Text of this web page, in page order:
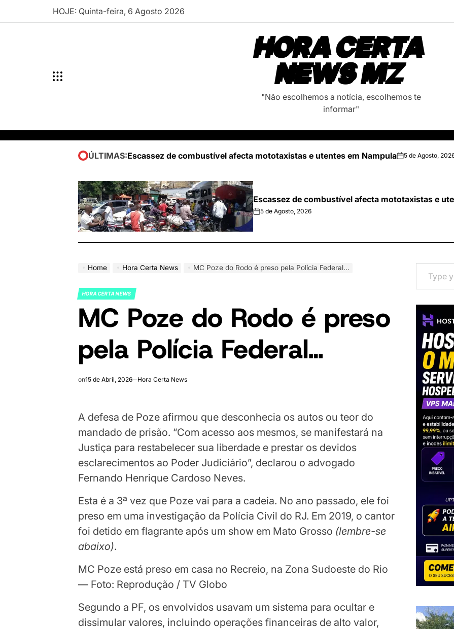
HOJE: Quinta-feira, 6 Agosto 2026
HORA CERTA
NEWS MZ
"Não escolhemos a notícia, escolhemos te
informar"
ÚLTIMAS:Escassez de combustível afecta mototaxistas e utentes em Nampulaon5 de Agosto,
Escassez de combustível afecta mototaxistas e
on5 de Agosto, 2026
Home Hora Certa News MC Poze do Rodo é preso pela Polícia Federal…
POSTED
IN
HORA CERTA NEWS
MC Poze do Rodo é preso
pela Polícia Federal…
on15 de Abril, 2026 Hora Certa News
A defesa de Poze afirmou que desconhecia os autos ou teor do
mandado de prisão. “Com acesso aos mesmos, se manifestará na
Justiça para restabelecer sua liberdade e prestar os devidos
esclarecimentos ao Poder Judiciário”, declarou o advogado
Fernando Henrique Cardoso Neves.
Esta é a 3ª vez que Poze vai para a cadeia. No ano passado, ele foi
preso em uma investigação da Polícia Civil do RJ. Em 2019, o cantor
foi detido em flagrante após um show em Mato Grosso (lembre-se
abaixo).
MC Poze está preso em casa no Recreio, na Zona Sudoeste do Rio
— Foto: Reprodução / TV Globo
Segundo a PF, os envolvidos usavam um sistema para ocultar e
dissimular valores, incluindo operações financeiras de alto valor,
Type your email…